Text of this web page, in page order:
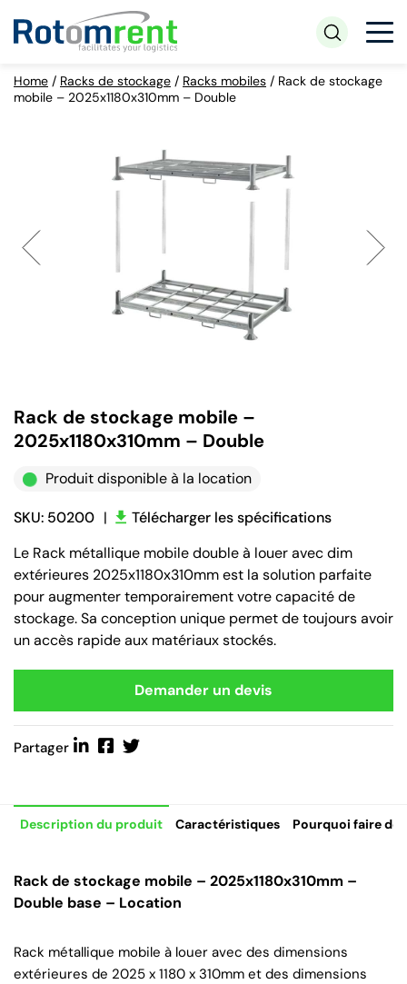
Home / Racks de stockage / Racks mobiles / Rack de stockage
mobile – 2025x1180x310mm – Double
Rack de stockage mobile –
2025x1180x310mm – Double
Produit disponible à la location
SKU: 50200 |
Télécharger les spécifications
Le Rack métallique mobile double à louer avec dim
extérieures 2025x1180x310mm est la solution parfaite
pour augmenter temporairement votre capacité de
stockage. Sa conception unique permet de toujours avoir
un accès rapide aux matériaux stockés.
Demander un devis
Partager
Description du produit Caractéristiques Pourquoi faire de
Rack de stockage mobile – 2025x1180x310mm –
Double base – Location
Rack métallique mobile à louer avec des dimensions
extérieures de 2025 x 1180 x 310mm et des dimensions